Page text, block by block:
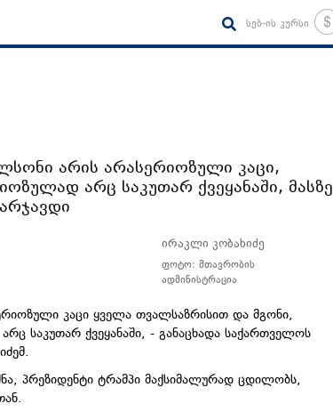
სებ-ის კურსი
არის არასერიოზული კაცი,
არც საკუთარ ქვეყანაში, მასზე
ირაკლი კობახიძე
ფოტო: მთავრობის
ადმინისტრაცია
კაცი ყველა თვალსაზრისით და მგონი,
საკუთარ ქვეყანაში, - განაცხადა საქართველოს
პრეზიდენტი ტრამპი მაქსიმალურად ცდილობს,